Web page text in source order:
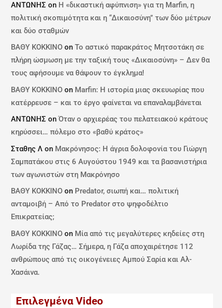
ΑΝΤΩΝΗΣ on Η «δικαστική αφύπνιση» για τη Marfin, η
πολιτική σκοπιμότητα και η “Δικαιοσύνη” των δύο μέτρων
και δύο σταθμών
ΒΑΘΥ ΚΟΚΚΙΝΟ onΤο αστικό παρακράτος Μητσοτάκη σε
πλήρη ώσμωση με την ταξική τους «Δικαιοσύνη» – Δεν θα
τους αφήσουμε να θάψουν το έγκλημα!
ΒΑΘΥ ΚΟΚΚΙΝΟ on Marfin: Η ιστορία μιας σκευωρίας που
κατέρρευσε – και το έργο φαίνεται να επαναλαμβάνεται
ΑΝΤΩΝΗΣ onΌταν ο αρχιερέας του πελατειακού κράτους
κηρύσσει… πόλεμο στο «βαθύ κράτος»
Σταθης Λ on Μακρόνησος: Η άγρια δολοφονία του Γιώργη
Σαμπατάκου στις 6 Αυγούστου 1949 και τα βασανιστήρια
των αγωνιστών στη Μακρόνησο
ΒΑΘΥ ΚΟΚΚΙΝΟ on Predator, σιωπή και… πολιτική
ανταμοιβή – Από το Predator στο ψηφοδέλτιο
Επικρατείας;
ΒΑΘΥ ΚΟΚΚΙΝΟ on Μία από τις μεγαλύτερες κηδείες στη
Λωρίδα της Γάζας… Σήμερα, η Γάζα αποχαιρέτησε 112
ανθρώπους από τις οικογένειες Αμπού Σαρία και Αλ-
Χασάινα.
Επιλεγμένα Video